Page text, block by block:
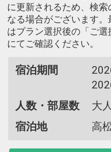
に更新されるため、検
なる場合がございます
はプラン選択後の「ご
にてご確認ください。
宿泊期間
人数・部屋数
大
宿泊地
高